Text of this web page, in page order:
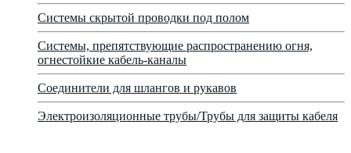
Системы скрытой проводки под полом
Системы, препятствующие распространению огня,
огнестойкие кабель-каналы
Соединители для шлангов и рукавов
Электроизоляционные трубы/Трубы для защиты кабеля